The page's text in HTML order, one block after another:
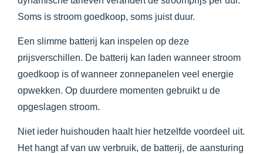
Soms is stroom goedkoop, soms juist duur.
Een slimme batterij kan inspelen op deze
prijsverschillen. De batterij kan laden wanneer stroom
goedkoop is of wanneer zonnepanelen veel energie
opwekken. Op duurdere momenten gebruikt u de
opgeslagen stroom.
Niet ieder huishouden haalt hier hetzelfde voordeel uit.
Het hangt af van uw verbruik, de batterij, de aansturing